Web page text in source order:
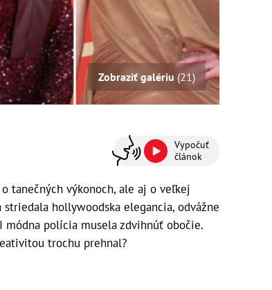
Zobraziť galériu (21)
Vypočuť
článok
o tanečných výkonoch, ale aj o veľkej
hollywoodska elegancia, odvážne
polícia musela zdvihnúť obočie.
trochu prehnal?